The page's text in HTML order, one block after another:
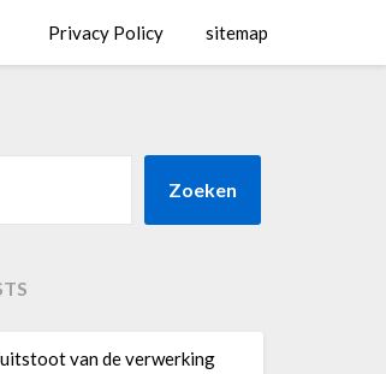
Privacy Policy sitemap
Zoeken
van de verwerking